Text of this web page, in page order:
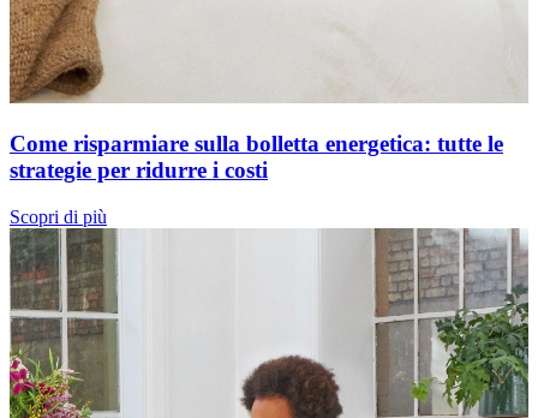
Come risparmiare sulla bolletta energetica: tutte le
strategie per ridurre i costi
Scopri di più